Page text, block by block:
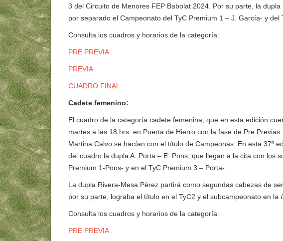
3 del Circuito de Menores FEP Babolat 2024. Por su parte, la
por separado el Campeonato del TyC Premium 1 – J. García- y del
Consulta los cuadros y horarios de la categoría:
PRE PREVIA
PREVIA
CUADRO FINAL
Cadete femenino:
El cuadro de la categoría cadete femenina, que en esta edición
martes a las 18 hrs. en Puerta de Hierro con la fase de Pre
Martina Calvo se hacían con el título de Campeonas. En esta 37º
del cuadro la dupla A. Porta – E. Pons, que llegan a la cita con los
Premium 1-Pons- y en el TyC Premium 3 – Porta-.
La dupla Rivera-Mesa Pérez partirá como segundas cabezas de
por su parte, lograba el título en el TyC2 y el subcampeonato en la
Consulta los cuadros y horarios de la categoría:
PRE PREVIA